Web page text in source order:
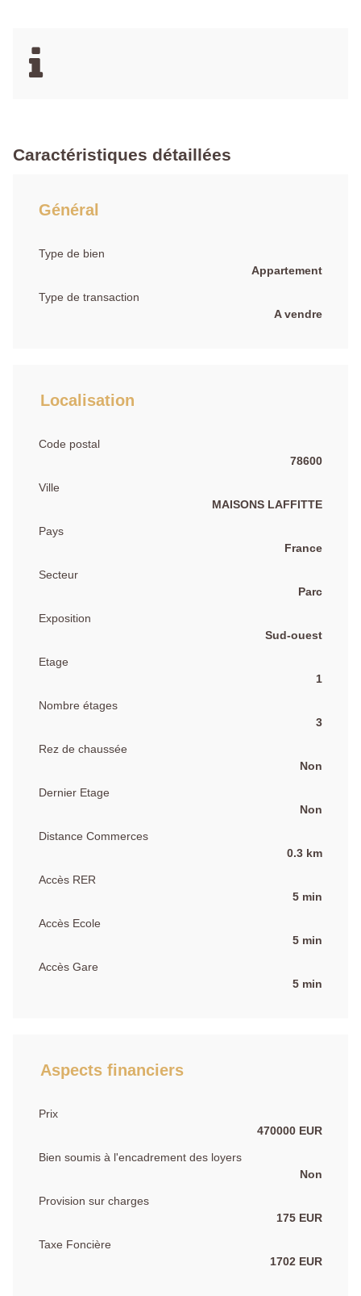
Caractéristiques détaillées
Général
Type de bien
Appartement
Type de transaction
A vendre
Localisation
Code postal
78600
Ville
MAISONS LAFFITTE
Pays
France
Secteur
Parc
Exposition
Sud-ouest
Etage
1
Nombre étages
3
Rez de chaussée
Non
Dernier Etage
Non
Distance Commerces
0.3 km
Accès RER
5 min
Accès Ecole
5 min
Accès Gare
5 min
Aspects financiers
Prix
470000 EUR
Bien soumis à l'encadrement des loyers
Non
Provision sur charges
175 EUR
Taxe Foncière
1702 EUR